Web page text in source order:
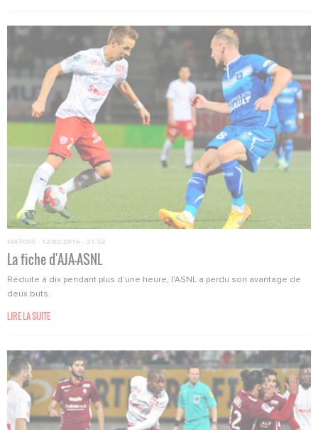
MATCHS · 12/02/2016 - 21:52
La fiche d'AJA-ASNL
Réduite à dix pendant plus d’une heure, l’ASNL a perdu son avantage de
deux buts.
LIRE LA SUITE